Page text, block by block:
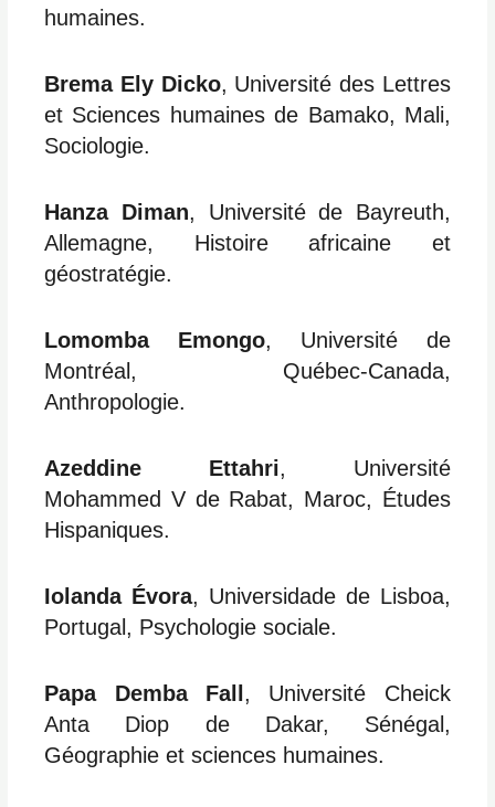
humaines.
Brema Ely Dicko, Université des Lettres
et Sciences humaines de Bamako, Mali,
Sociologie.
Hanza Diman, Université de Bayreuth,
Allemagne, Histoire africaine et
géostratégie.
Lomomba Emongo, Université de
Montréal, Québec-Canada,
Anthropologie.
Azeddine Ettahri, Université
Mohammed V de Rabat, Maroc, Études
Hispaniques.
Iolanda Évora, Universidade de Lisboa,
Portugal, Psychologie sociale.
Papa Demba Fall, Université Cheick
Anta Diop de Dakar, Sénégal,
Géographie et sciences humaines.